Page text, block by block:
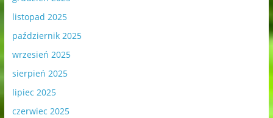
listopad 2025
październik 2025
wrzesień 2025
sierpień 2025
lipiec 2025
czerwiec 2025